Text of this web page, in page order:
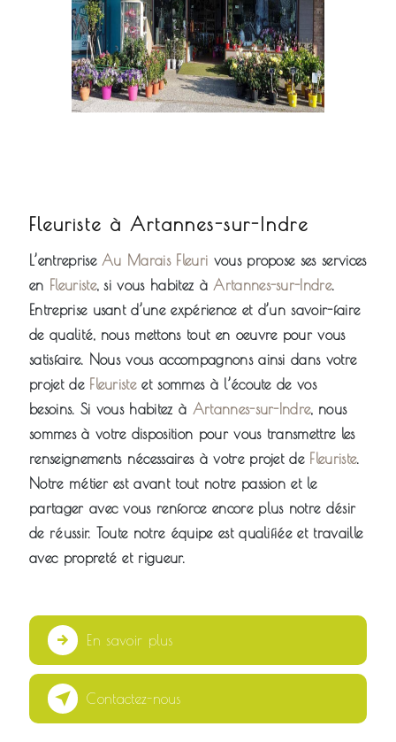
Fleuriste à Artannes-sur-Indre
L’entreprise Au Marais Fleuri vous propose ses services
en Fleuriste, si vous habitez à Artannes-sur-Indre.
Entreprise usant d’une expérience et d’un savoir-faire
de qualité, nous mettons tout en oeuvre pour vous
satisfaire. Nous vous accompagnons ainsi dans votre
projet de Fleuristeet sommes à l’écoute de vos
besoins. Si vous habitez à Artannes-sur-Indre, nous
sommes à votre disposition pour vous transmettre les
renseignements nécessaires à votre projet de Fleuriste.
Notre métier est avant tout notre passion et le
partager avec vous renforce encore plus notre désir
de réussir. Toute notre équipe est qualifiée et travaille
avec propreté et rigueur.
En savoir plus
Contactez-nous